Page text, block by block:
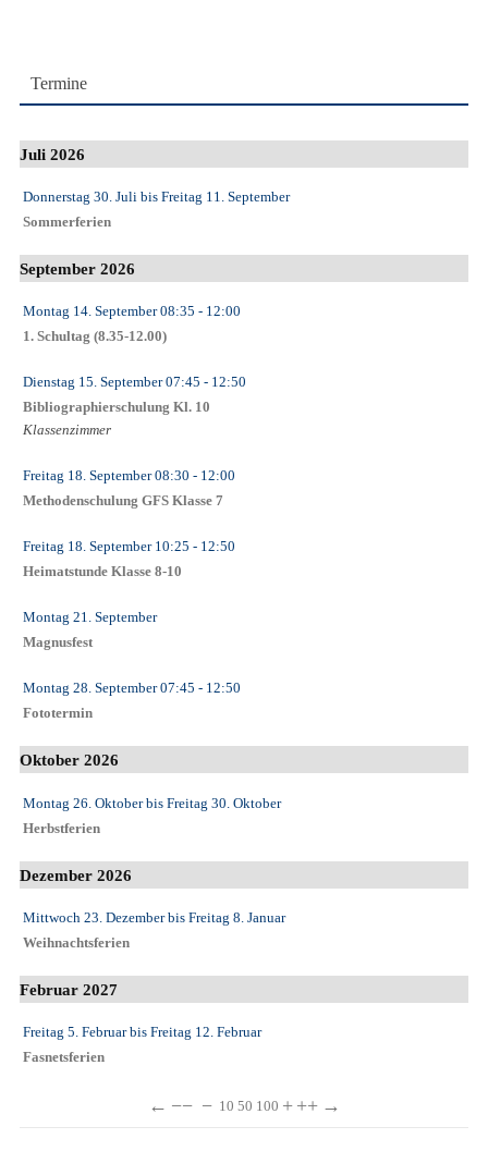
Termine
Juli 2026
Donnerstag 30. Juli bis Freitag 11. September
Sommerferien
September 2026
Montag 14. September08:35 - 12:00
1. Schultag (8.35-12.00)
Dienstag 15. September07:45 - 12:50
Bibliographierschulung Kl. 10
Klassenzimmer
Freitag 18. September08:30 - 12:00
Methodenschulung GFS Klasse 7
Freitag 18. September10:25 - 12:50
Heimatstunde Klasse 8-10
Montag 21. September
Magnusfest
Montag 28. September07:45 - 12:50
Fototermin
Oktober 2026
Montag 26. Oktoberbis Freitag 30. Oktober
Herbstferien
Dezember 2026
Mittwoch 23. Dezemberbis Freitag 8. Januar
Weihnachtsferien
Februar 2027
Freitag 5. Februarbis Freitag 12. Februar
Fasnetsferien
← −− − 10 50 100 + ++ →